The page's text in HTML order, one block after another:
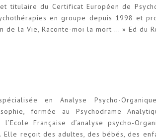
titulaire du Certificat Européen de
en groupe depuis 1998 et
de la Vie, Raconte-moi la mort … » Ed du
en Analyse Psycho-
formée au Psychodrame
Française d’analyse psycho-
reçoit des adultes, des bébés, des